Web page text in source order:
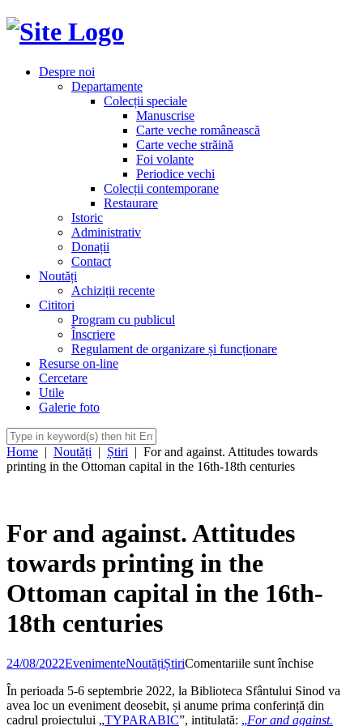
Despre noi
Departamente
Colecții speciale
Manuscrise
Carte veche românească
Carte veche străină
Foi volante
Periodice vechi
Colecții contemporane
Restaurare
Istoric
Administrativ
Donații
Contact
Noutăți
Achiziții recente
Cititori
Program cu publicul
Înscriere
Regulament de organizare și funcționare
Resurse on-line
Cercetare
Utile
Galerie foto
Home | Noutăți | Știri | For and against. Attitudes towards
printing in the Ottoman capital in the 16th-18th centuries
For and against. Attitudes
towards printing in the
Ottoman capital in the 16th-
18th centuries
24/08/2022EvenimenteNoutățiȘtiriComentariile sunt închisepentru
and
against.
Attitudes
În perioada 5-6 septembrie 2022, la Biblioteca Sfântului Sinod va
avea loc un eveniment deosebit, și anume prima conferință din
cadrul proiectului „TYPARABIC”, intitulată: „For and against.